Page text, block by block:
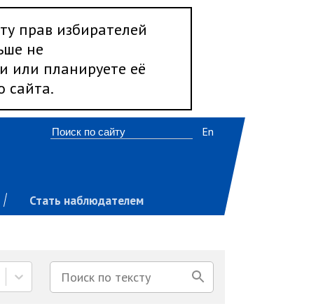
прав избирателей
не
или планируете её
сайта.
Стать наблюдателем
En